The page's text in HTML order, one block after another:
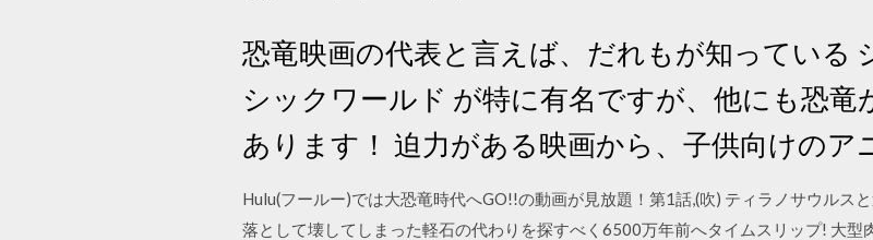
恐竜映画の代表と言えば、だれもが知っている
シックワールド が特に有名ですが、他にも恐
あります！ 迫力がある映画から、子供向けのア
Hulu(フールー)では大恐竜時代へGO!!の動画が見放題！第1話,(吹) ティラノサウルス
落として壊してしまった軽石の代わりを探すべく6500万年前へタイムスリップ! 大